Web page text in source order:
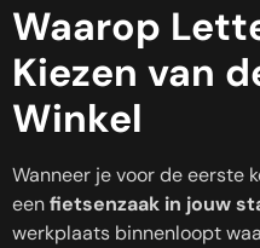
Waarop
Kiezen van
Winkel
Wanneer je voor de eerste
eenfietsenzaak in jouw
werkplaats binnenloopt